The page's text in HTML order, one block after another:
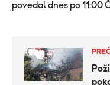
povedal dnes po 11:00